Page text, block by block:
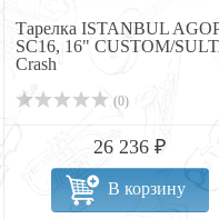
Тарелка ISTANBUL
SC16, 16" CUSTOM/
Crash
(0)
26 236 ₽
В корзину